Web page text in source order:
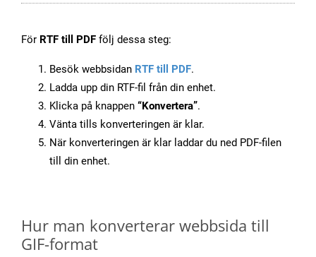
För RTF till PDF följ dessa steg:
Besök webbsidan RTF till PDF.
Ladda upp din RTF-fil från din enhet.
Klicka på knappen “Konvertera”.
Vänta tills konverteringen är klar.
När konverteringen är klar laddar du ned PDF-filen
till din enhet.
Hur man konverterar webbsida till
GIF-format